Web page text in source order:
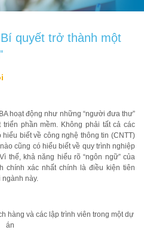
quyết trở thành một
hoạt động như những “người đưa thư”
phần mềm. Không phải tất cả các
biết về công nghệ thông tin (CNTT)
cũng có hiểu biết về quy trình nghiệp
thế, khả năng hiểu rõ “ngôn ngữ” của
chính xác nhất chính là điều kiện tiên
này.
hàng và các lập trình viên trong một dự
án